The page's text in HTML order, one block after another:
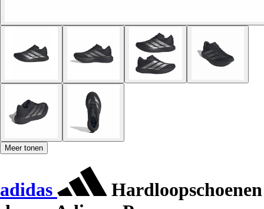
Meer tonen
adidas
Hardloopschoenen